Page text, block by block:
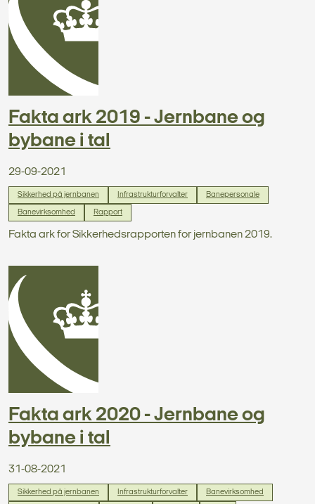
Fakta ark 2019 - Jernbane og
bybane i tal
29-09-2021
Sikkerhed på jernbanen Infrastrukturforvalter Banepersonale
Banevirksomhed Rapport
Fakta ark for Sikkerhedsrapporten for jernbanen 2019.
Fakta ark 2020 - Jernbane og
bybane i tal
31-08-2021
Sikkerhed på jernbanen Infrastrukturforvalter Banevirksomhed